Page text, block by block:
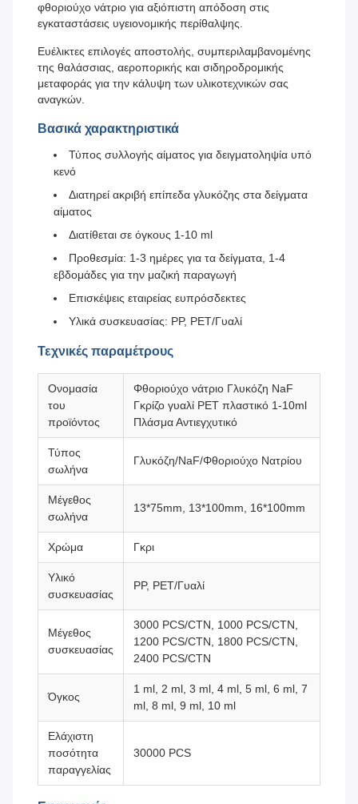
φθοριούχο νάτριο για αξιόπιστη απόδοση στις
εγκαταστάσεις υγειονομικής περίθαλψης.
Ευέλικτες επιλογές αποστολής, συμπεριλαμβανομένης
της θαλάσσιας, αεροπορικής και σιδηροδρομικής
μεταφοράς για την κάλυψη των υλικοτεχνικών σας
αναγκών.
Βασικά χαρακτηριστικά
Τύπος συλλογής αίματος για δειγματοληψία υπό
κενό
Διατηρεί ακριβή επίπεδα γλυκόζης στα δείγματα
αίματος
Διατίθεται σε όγκους 1-10 ml
Προθεσμία: 1-3 ημέρες για τα δείγματα, 1-4
εβδομάδες για την μαζική παραγωγή
Επισκέψεις εταιρείας ευπρόσδεκτες
Υλικά συσκευασίας: PP, PET/Γυαλί
Τεχνικές παραμέτρους
Ονομασία
του
προϊόντος
Φθοριούχο νάτριο Γλυκόζη NaF
Γκρίζο γυαλί PET πλαστικό 1-10ml
Πλάσμα Αντιεγχυτικό
Τύπος
σωλήνα
Γλυκόζη/NaF/Φθοριούχο Νατρίου
Μέγεθος
σωλήνα
13*75mm, 13*100mm, 16*100mm
Χρώμα Γκρι
Υλικό
συσκευασίας
PP, PET/Γυαλί
Μέγεθος
συσκευασίας
3000 PCS/CTN, 1000 PCS/CTN,
1200 PCS/CTN, 1800 PCS/CTN,
2400 PCS/CTN
Όγκος
1 ml, 2 ml, 3 ml, 4 ml, 5 ml, 6 ml, 7
ml, 8 ml, 9 ml, 10 ml
Ελάχιστη
ποσότητα
παραγγελίας
30000 PCS